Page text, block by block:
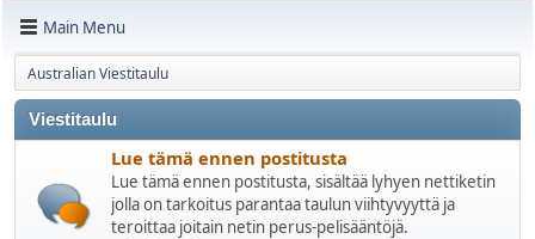
Main Menu
Australian Viestitaulu
Viestitaulu
Lue tämä ennen postitusta
Lue tämä ennen postitusta, sisältää lyhyen nettiketin
jolla on tarkoitus parantaa taulun viihtyvyyttä ja
teroittaa joitain netin perus-pelisääntöjä.